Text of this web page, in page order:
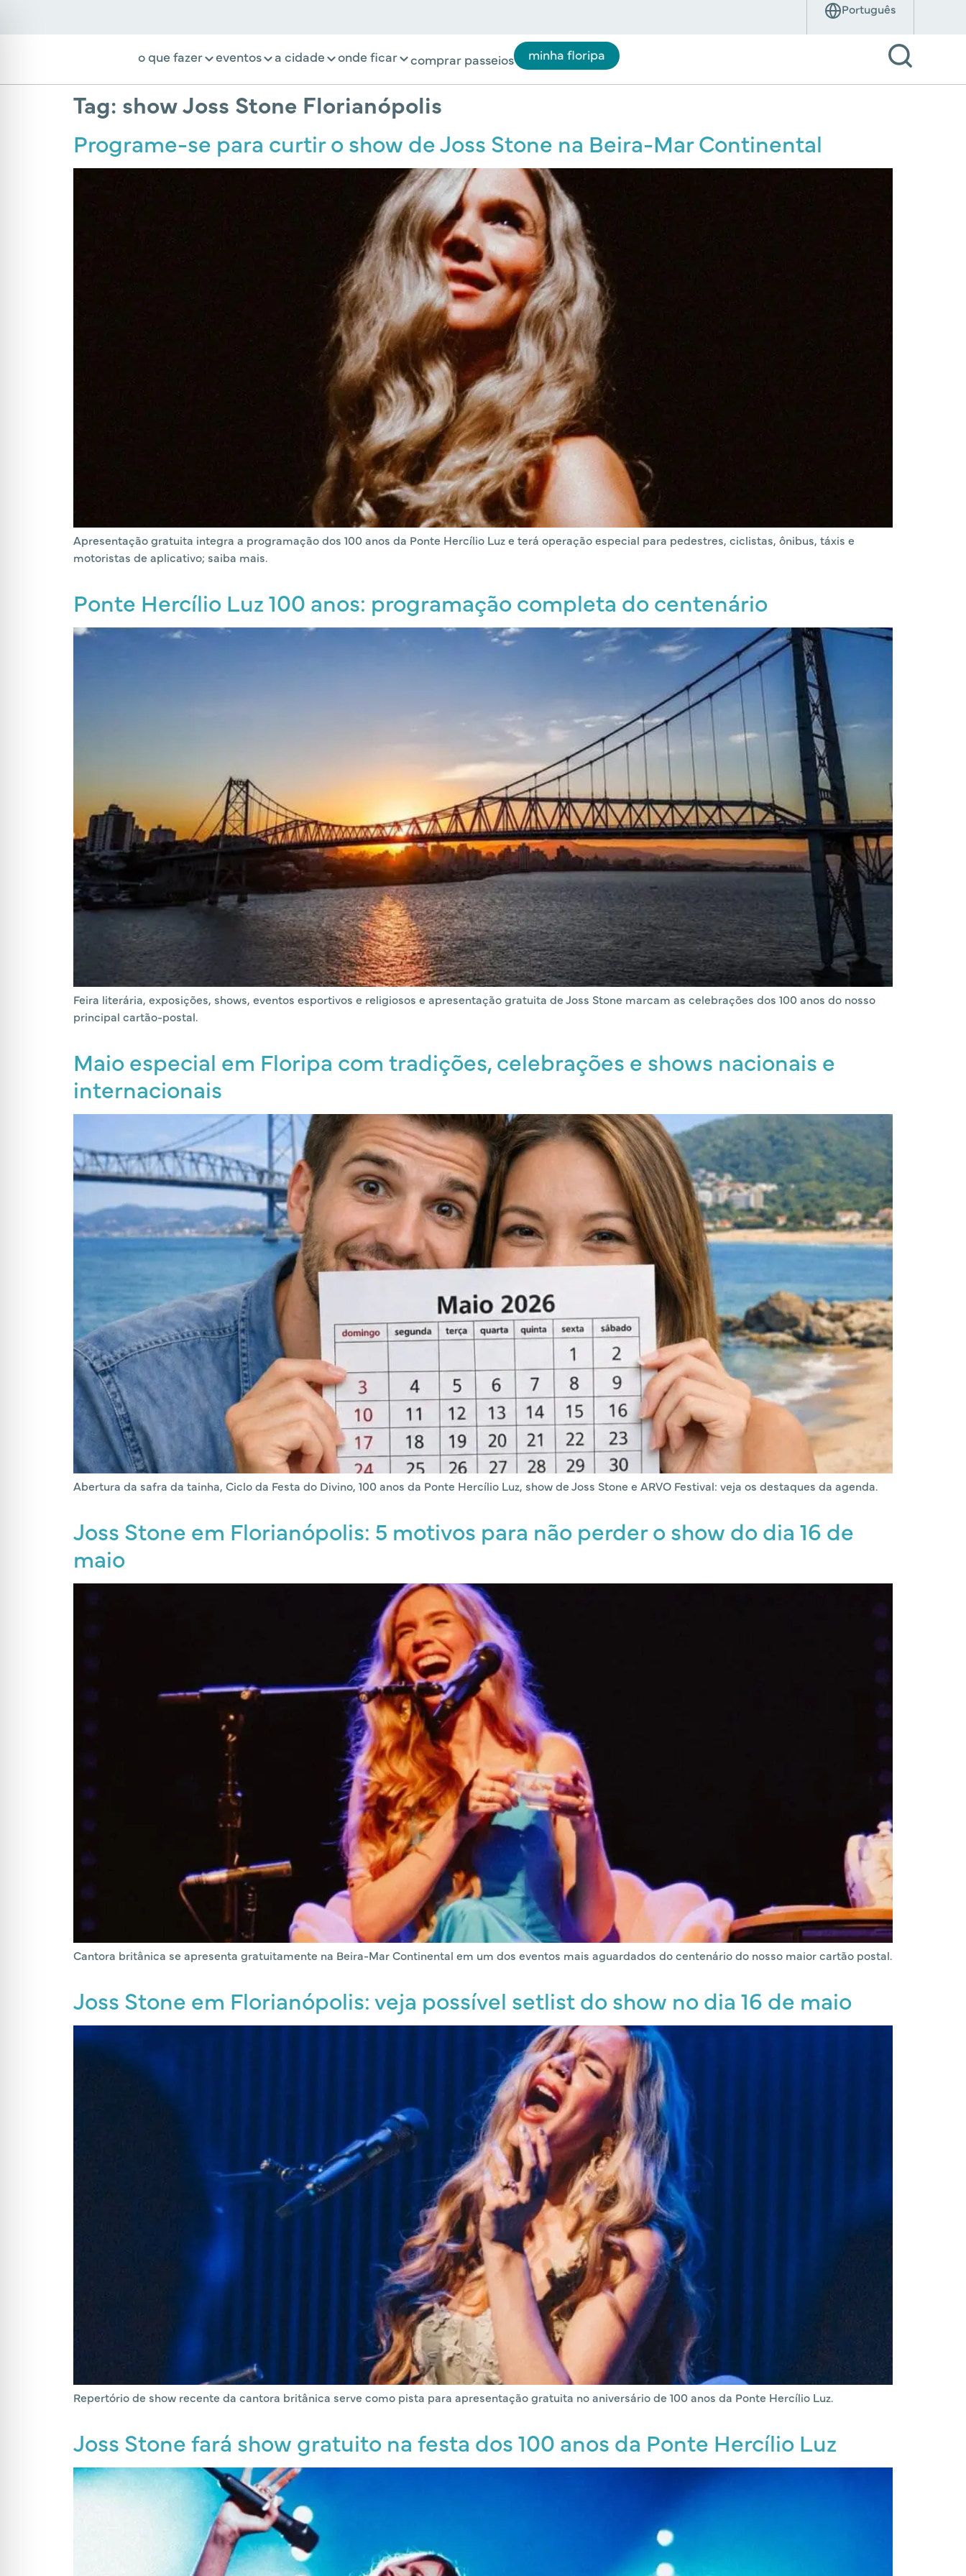
o que fazer eventos a cidade onde ficar comprar passeios minha floripa
Tag: show Joss Stone Florianópolis
Programe-se para curtir o show de Joss Stone na Beira-Mar Continental
Apresentação gratuita integra a programação dos 100 anos da Ponte Hercílio Luz e terá operação especial para pedestres, ciclistas, ônibus, táxis e
motoristas de aplicativo; saiba mais.
Ponte Hercílio Luz 100 anos: programação completa do centenário
Feira literária, exposições, shows, eventos esportivos e religiosos e apresentação gratuita de Joss Stone marcam as celebrações dos 100 anos do nosso
principal cartão-postal.
Maio especial em Floripa com tradições, celebrações e shows nacionais e
internacionais
Abertura da safra da tainha, Ciclo da Festa do Divino, 100 anos da Ponte Hercílio Luz, show de Joss Stone e ARVO Festival: veja os destaques da agenda.
Joss Stone em Florianópolis: 5 motivos para não perder o show do dia 16 de
maio
Cantora britânica se apresenta gratuitamente na Beira-Mar Continental em um dos eventos mais aguardados do centenário do nosso maior cartão postal.
Joss Stone em Florianópolis: veja possível setlist do show no dia 16 de maio
Repertório de show recente da cantora britânica serve como pista para apresentação gratuita no aniversário de 100 anos da Ponte Hercílio Luz.
Joss Stone fará show gratuito na festa dos 100 anos da Ponte Hercílio Luz